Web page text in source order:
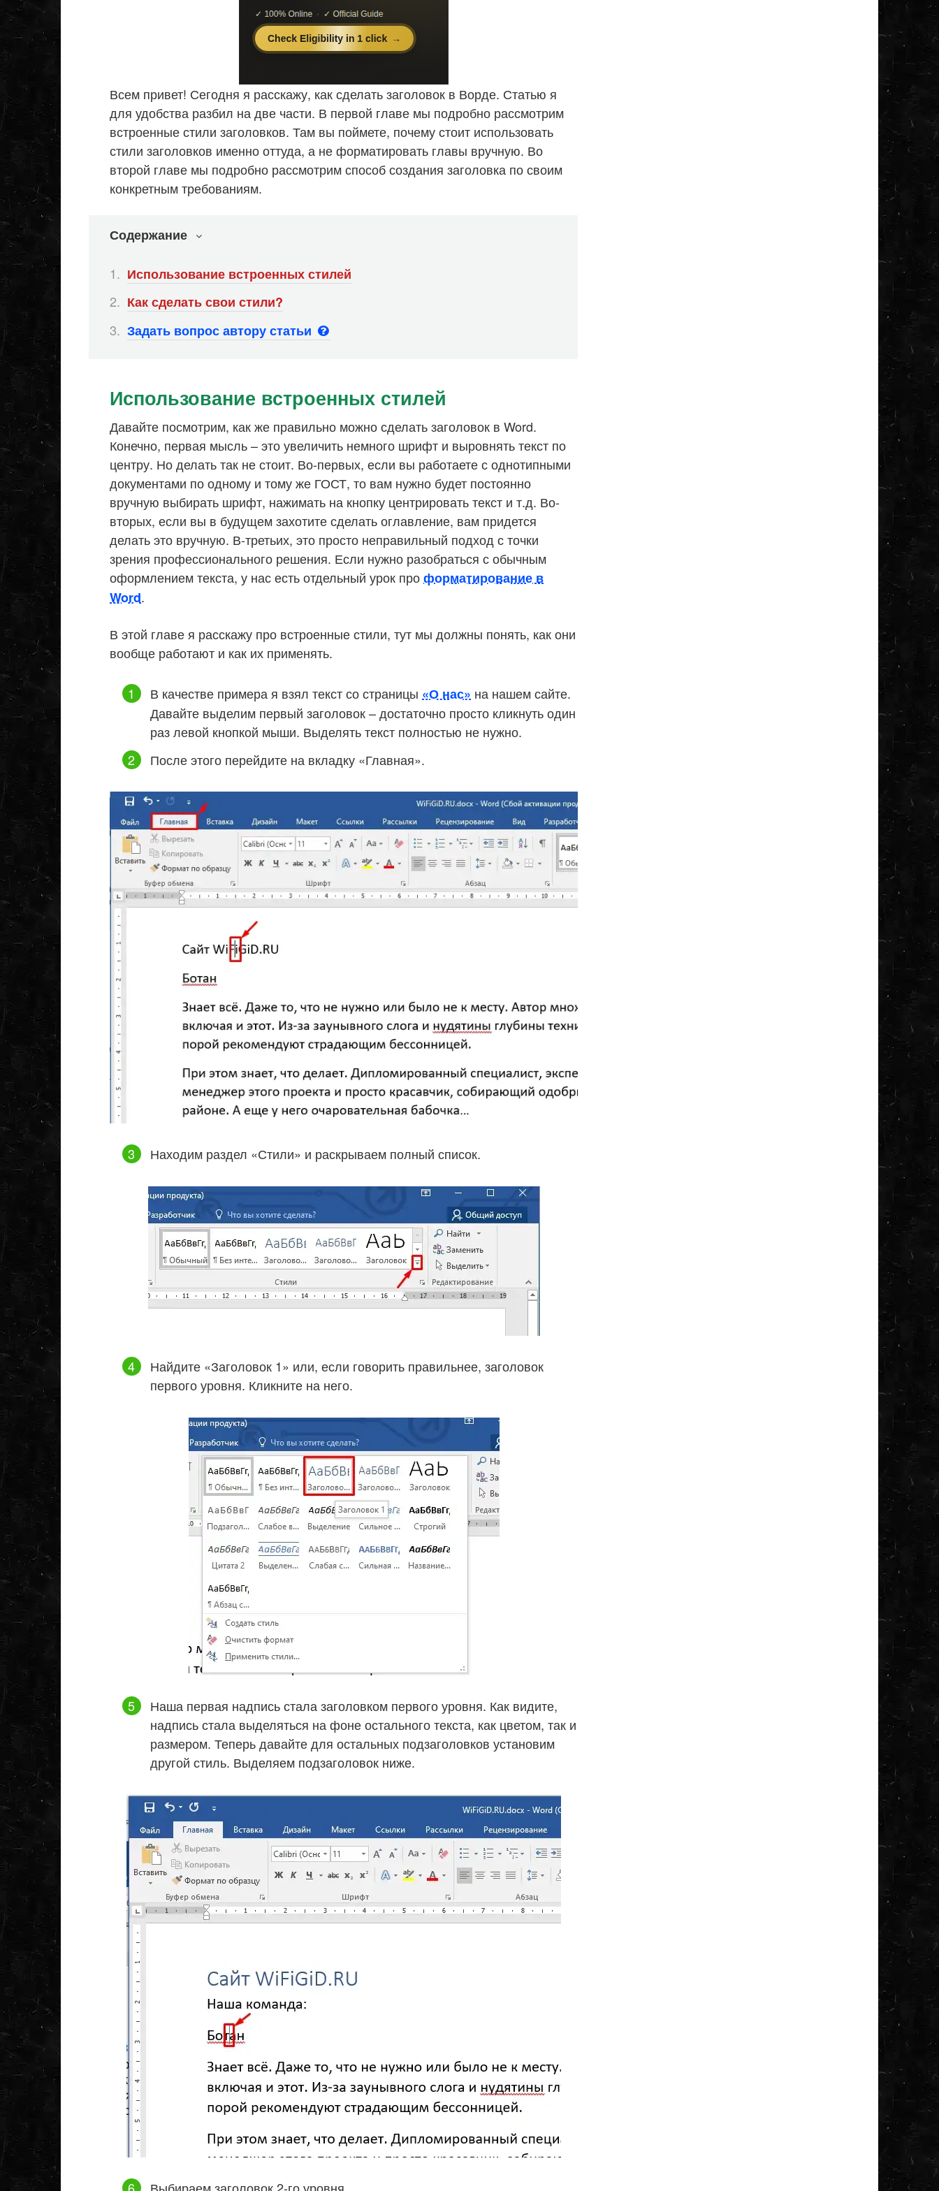
Всем привет! Сегодня я расскажу, как сделать заголовок в Ворде. Статью я
для удобства разбил на две части. В первой главе мы подробно рассмотрим
встроенные стили заголовков. Там вы поймете, почему стоит использовать
стили заголовков именно оттуда, а не форматировать главы вручную. Во
второй главе мы подробно рассмотрим способ создания заголовка по своим
конкретным требованиям.
Содержание
Использование встроенных стилей
Как сделать свои стили?
Задать вопрос автору статьи
Использование встроенных стилей
Давайте посмотрим, как же правильно можно сделать заголовок в Word.
Конечно, первая мысль – это увеличить немного шрифт и выровнять текст по
центру. Но делать так не стоит. Во-первых, если вы работаете с однотипными
документами по одному и тому же ГОСТ, то вам нужно будет постоянно
вручную выбирать шрифт, нажимать на кнопку центрировать текст и т.д. Во-
вторых, если вы в будущем захотите сделать оглавление, вам придется
делать это вручную. В-третьих, это просто неправильный подход с точки
зрения профессионального решения. Если нужно разобраться с обычным
оформлением текста, у нас есть отдельный урок проформатирование в
Word.
В этой главе я расскажу про встроенные стили, тут мы должны понять, как они
вообще работают и как их применять.
В качестве примера я взял текст со страницы «О нас» на нашем сайте.
Давайте выделим первый заголовок – достаточно просто кликнуть один
раз левой кнопкой мыши. Выделять текст полностью не нужно.
После этого перейдите на вкладку «Главная».
Находим раздел «Стили» и раскрываем полный список.
Найдите «Заголовок 1» или, если говорить правильнее, заголовок
первого уровня. Кликните на него.
Наша первая надпись стала заголовком первого уровня. Как видите,
надпись стала выделяться на фоне остального текста, как цветом, так и
размером. Теперь давайте для остальных подзаголовков установим
другой стиль. Выделяем подзаголовок ниже.